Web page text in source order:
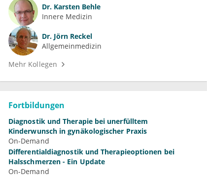
Dr. Karsten Behle
Innere Medizin
Dr. Jörn Reckel
Allgemeinmedizin
Mehr Kollegen
Fortbildungen
Diagnostik und Therapie bei unerfülltem
Kinderwunsch in gynäkologischer Praxis
On-Demand
Differentialdiagnostik und Therapieoptionen bei
Halsschmerzen - Ein Update
On-Demand